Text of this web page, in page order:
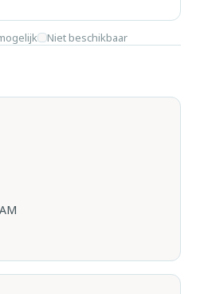
Niet beschikbaar